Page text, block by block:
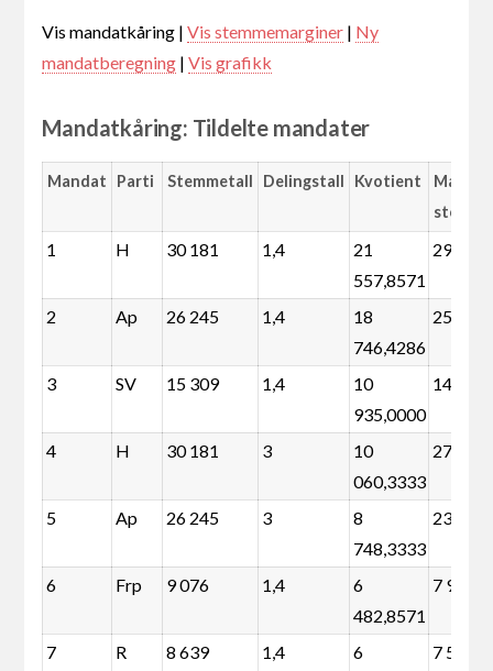
Vis mandatkåring |Vis stemmemarginer | Ny
mandatberegning |Vis grafikk
Mandatkåring: Tildelte mandater
Mandat Parti Stemmetall Delingstall Kvotient
Margin
1 H 30 181 1,4
21
557,8571
29 053
2 Ap 26 245 1,4
18
746,4286
25 117
3 SV 15 309 1,4
10
935,0000
14 181
4 H 30 181 3
10
060,3333
27 764
5 Ap 26 245 3
8
748,3333
23 828
6 Frp 9 076 1,4
6
482,8571
7 948
7 R 8 639 1,4
6
7 511